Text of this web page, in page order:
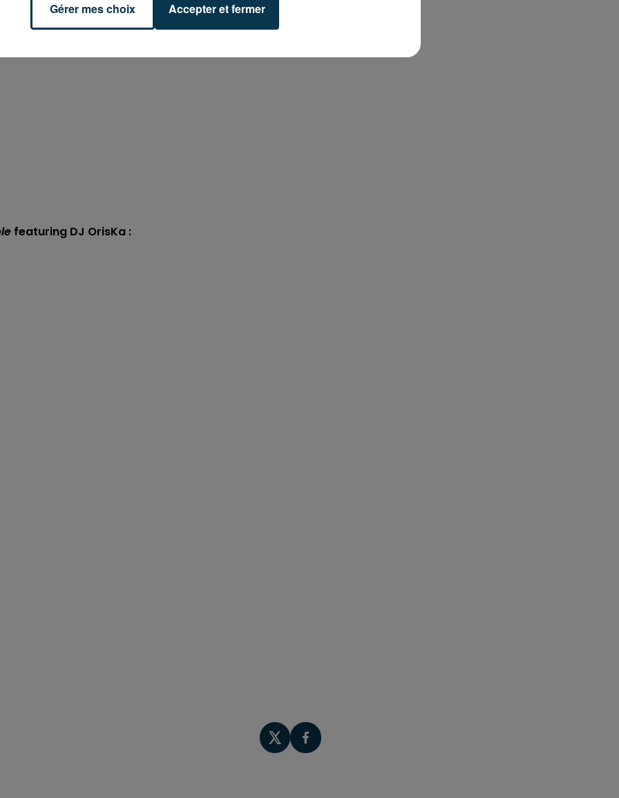
Make It Right)featuring Nyusha :
featuring DJ OrisKa :
Gérer mes choix Accepter et fermer